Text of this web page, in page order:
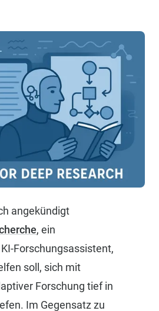
angekündigt
, ein
Forschungsassistent,
soll, sich mit
Forschung tief in
Im Gegensatz zu